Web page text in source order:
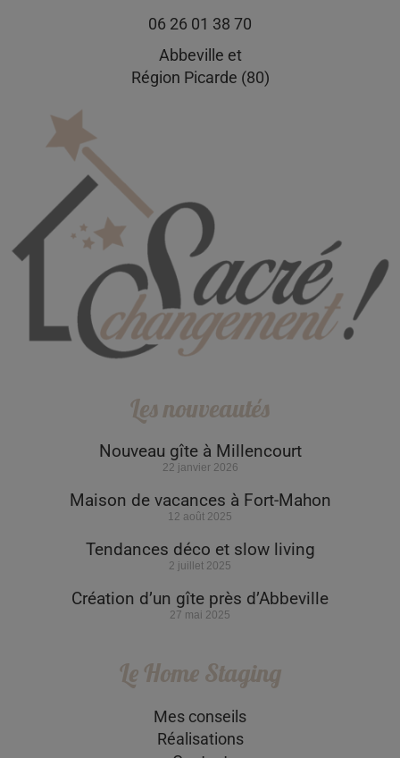
06 26 01 38 70
Abbeville et
Région Picarde (80)
Les nouveautés
Nouveau gîte à Millencourt
22 janvier 2026
Maison de vacances à Fort-Mahon
12 août 2025
Tendances déco et slow living
2 juillet 2025
Création d’un gîte près d’Abbeville
27 mai 2025
Le Home Staging
Mes conseils
Réalisations